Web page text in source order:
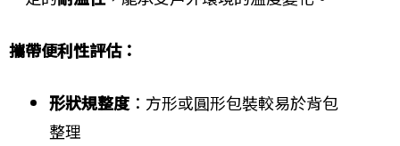
攜帶便利性評估：
形狀規整度 ：方形或圓形包裝較易於背包
整理